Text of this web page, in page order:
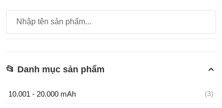
📂 Danh mục sản phẩm
10.001 - 20.000 mAh (3)